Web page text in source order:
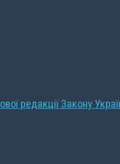
редакції Закону